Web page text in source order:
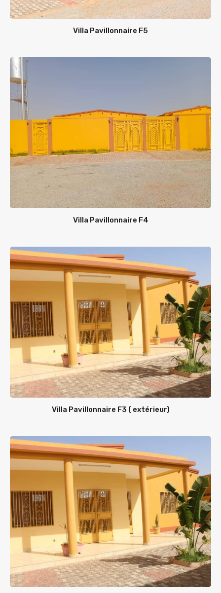
Villa Pavillonnaire F5
Villa Pavillonnaire F4
Villa Pavillonnaire F3 ( extérieur)